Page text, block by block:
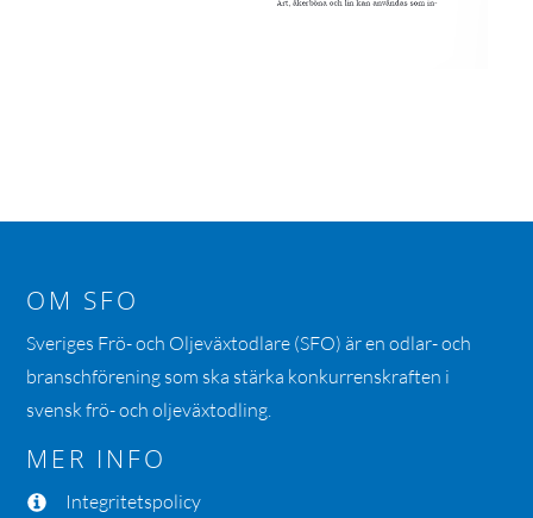
OM SFO
Sveriges Frö- och Oljeväxtodlare (SFO) är en odlar- och
branschförening som ska stärka konkurrenskraften i
svensk frö- och oljeväxtodling.
MER INFO
Integritetspolicy